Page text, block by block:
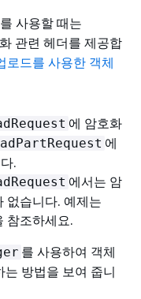
사용할 때는
관련 헤더를 제공합
로드를 사용한 객체
에 암호화
에
.
에서는 암
없습니다. 예제는
참조하세요.
를 사용하여 객체
는 방법을 보여 줍니